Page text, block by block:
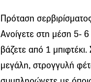
Πρόταση
Ανοίγετε στη μέση 5-
βάζετε από 1
μεγάλη, στρογγυλή